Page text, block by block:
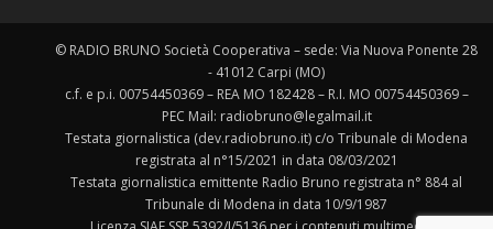
© RADIO BRUNO Società Cooperativa – sede: Via Nuova Ponente 28
- 41012 Carpi (MO)
c.f. e p.i. 00754450369 – REA MO 182428 – R.I. MO 00754450369 –
PEC Mail: radiobruno@legalmail.it
Testata giornalistica (dev.radiobruno.it) c/o Tribunale di Modena
registrata al n°15/2021 in data 08/03/2021
Testata giornalistica emittente Radio Bruno registrata n° 884 al
Tribunale di Modena in data 10/9/1987